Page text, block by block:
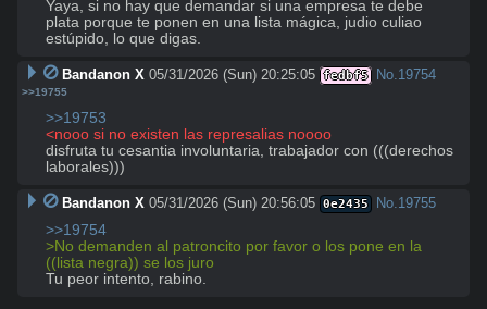
Yaya, si no hay que demandar si una empresa te debe
plata porque te ponen en una lista mágica, judio culiao
estúpido, lo que digas.
Bandanon X 05/31/2026 (Sun) 20:25:05 fedbf5 No.19754
>>19755
>>19753
<nooo si no existen las represalias noooo
disfruta tu cesantia involuntaria, trabajador con (((derechos
laborales)))
Bandanon X 05/31/2026 (Sun) 20:56:05 0e2435 No.19755
>>19754
>No demanden al patroncito por favor o los pone en la
((lista negra)) se los juro
Tu peor intento, rabino.